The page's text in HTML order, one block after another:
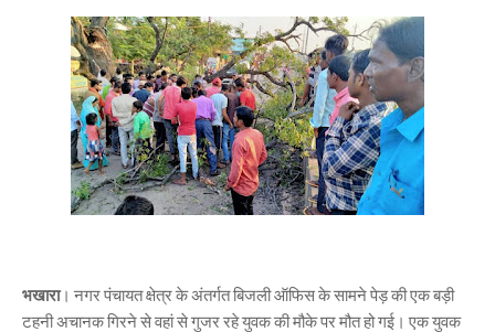
भखारा। नगर पंचायत क्षेत्र के अंतर्गत बिजली ऑफिस के सामने पेड़ की एक बड़ी
टहनी अचानक गिरने से वहां से गुजर रहे युवक की मौके पर मौत हो गई। एक युवक